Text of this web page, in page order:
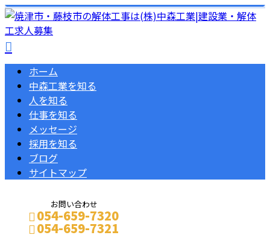
ホーム
中森工業を知る
人を知る
仕事を知る
メッセージ
採用を知る
ブログ
サイトマップ
お問い合わせ
054-659-7320
054-659-7321